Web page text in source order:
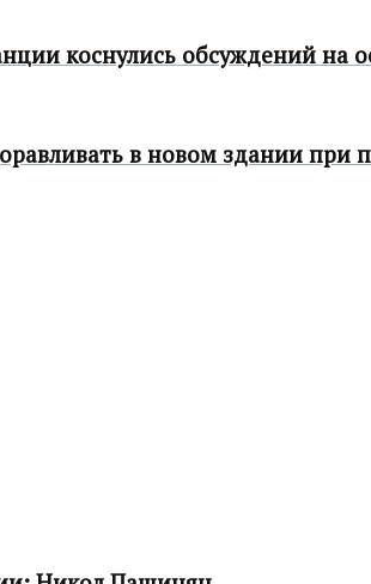
коснулись обсуждений на
в новом здании